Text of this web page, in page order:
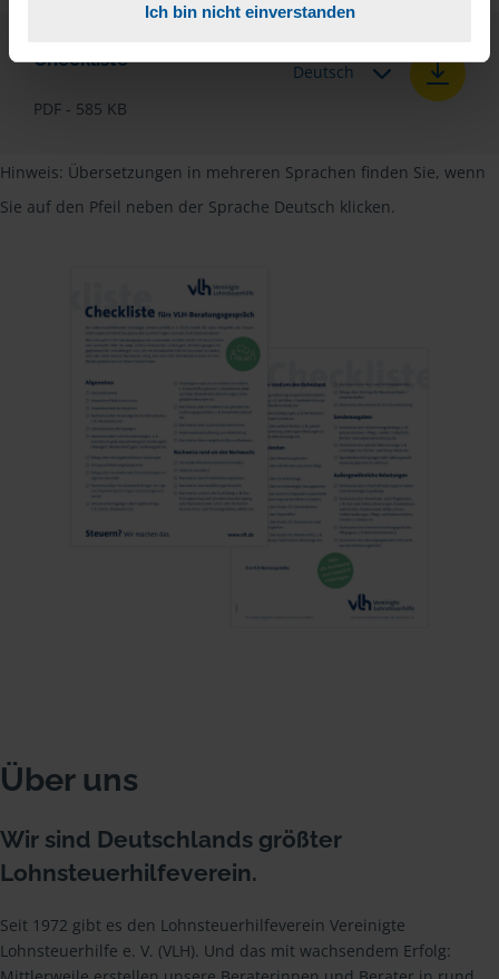
Ich bin nicht einverstanden
Checkliste
PDF - 585 KB
Deutsch
Hinweis: Übersetzungen in mehreren Sprachen finden Sie, wenn
Sie auf den Pfeil neben der Sprache Deutsch klicken.
Über uns
Wir sind Deutschlands größter
Lohnsteuerhilfeverein.
Seit 1972 gibt es den Lohnsteuerhilfeverein Vereinigte
Lohnsteuerhilfe e. V. (VLH). Und das mit wachsendem Erfolg: